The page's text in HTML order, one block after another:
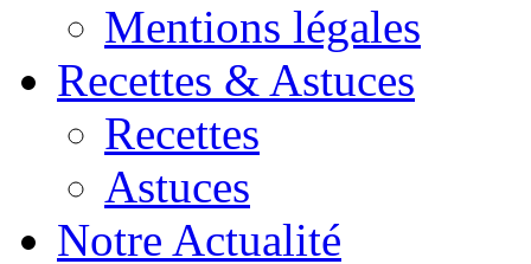
Mentions légales
Recettes & Astuces
Recettes
Astuces
Notre Actualité